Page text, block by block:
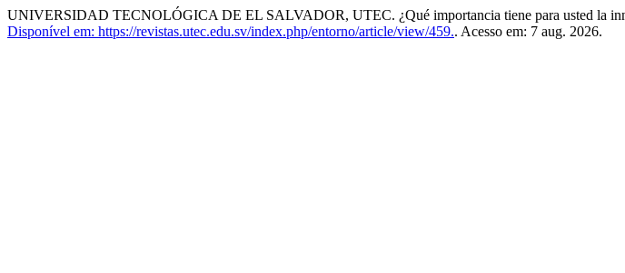
UNIVERSIDAD TECNOLÓGICA DE EL SALVADOR, UTEC. ¿Qué importancia tiene para usted la
Disponível em: https://revistas.utec.edu.sv/index.php/entorno/article/view/459.. Acesso em: 7 aug. 2026.